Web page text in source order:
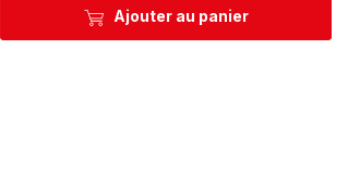
rouge
Ajouter au panier